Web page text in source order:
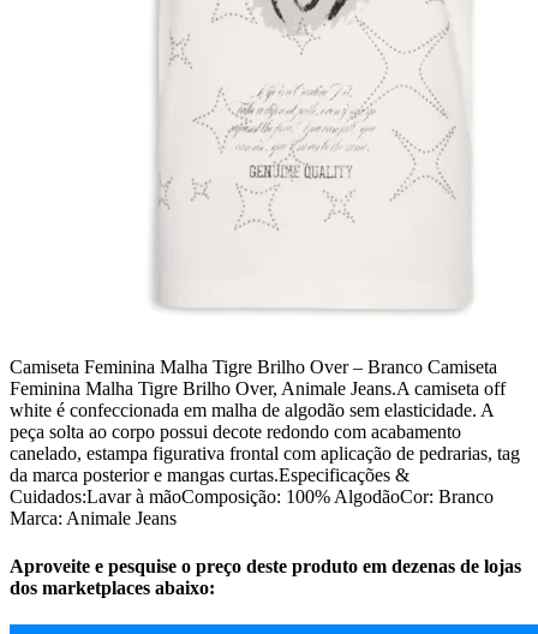
Camiseta Feminina Malha Tigre Brilho Over – Branco Camiseta
Feminina Malha Tigre Brilho Over, Animale Jeans.A camiseta off
white é confeccionada em malha de algodão sem elasticidade. A
peça solta ao corpo possui decote redondo com acabamento
canelado, estampa figurativa frontal com aplicação de pedrarias, tag
da marca posterior e mangas curtas.Especificações &
Cuidados:Lavar à mãoComposição: 100% AlgodãoCor: Branco
Marca: Animale Jeans
Aproveite e pesquise o preço deste produto em dezenas de lojas
dos marketplaces abaixo: